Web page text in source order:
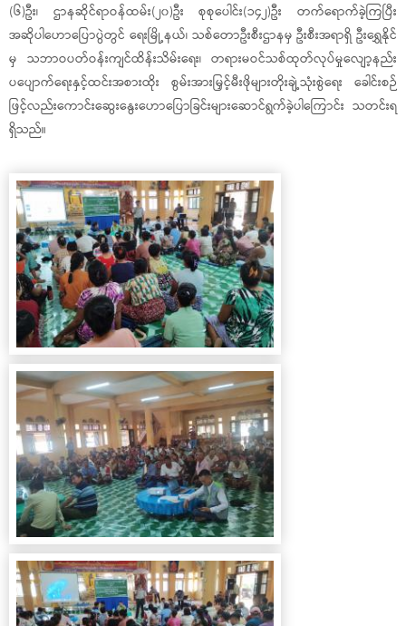
(၆)ဦး၊ ဌာနဆိုင်ရာဝန်ထမ်း(၂၀)ဦး စုစုပေါင်း(၁၄၂)ဦး တက်ရောက်ခဲ့ကြပြီး
အဆိုပါဟောပြောပွဲတွင် ရေးမြို့နယ်၊ သစ်တောဦးစီးဌာနမှ ဦးစီးအရာရှိ ဦးရွှေနိုင်
မှ သဘာဝပတ်ဝန်းကျင်ထိန်းသိမ်းရေး၊ တရားမဝင်သစ်ထုတ်လုပ်မှုလျော့နည်း
ပပျောက်ရေးနှင့်ထင်းအစားထိုး စွမ်းအားမြှင့်မီးဖိုများတိုးချဲ့သုံးစွဲ‌ရေး ခေါင်းစဉ်
ဖြင့်လည်းကောင်းဆွေးနွေးဟောပြောခြင်းများဆောင်ရွက်ခဲ့ပါကြောင်း သတင်းရ
ရှိသည်။